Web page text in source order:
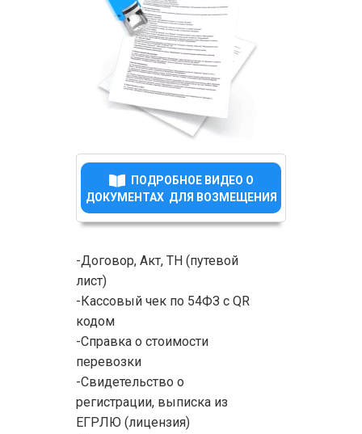
-Договор, Акт, ТН (путевой
лист)
-Кассовый чек по 54ФЗ с QR
кодом
-Справка о стоимости
перевозки
-Свидетельство о
регистрации, выписка из
ЕГРЛЮ (лицензия)
ПОДРОБНОЕ ВИДЕО О
ДОКУМЕНТАХ ДЛЯ ВОЗМЕЩЕНИЯ